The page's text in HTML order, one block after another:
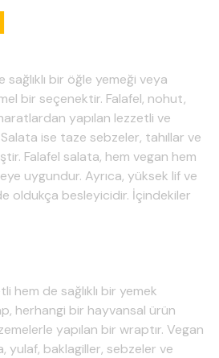
bir öğle yemeği veya
bir seçenektir. Falafel, nohut,
yapılan lezzetli ve
ise taze sebzeler, tahıllar ve
Falafel salata, hem vegan hem
uygundur. Ayrıca, yüksek lif ve
oldukça besleyicidir. İçindekiler
hem de sağlıklı bir yemek
herhangi bir hayvansal ürün
yapılan bir wraptır. Vegan
yulaf, baklagiller, sebzeler ve